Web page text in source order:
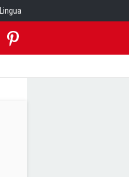
Lingua